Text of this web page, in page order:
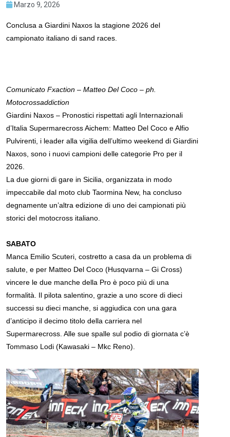
Marzo 9, 2026
Conclusa a Giardini Naxos la stagione 2026 del
campionato italiano di sand races.
Comunicato Fxaction – Matteo Del Coco – ph.
Motocrossaddiction
Giardini Naxos – Pronostici rispettati agli Internazionali
d’Italia Supermarecross Aichem: Matteo Del Coco e Alfio
Pulvirenti, i leader alla vigilia dell’ultimo weekend di Giardini
Naxos, sono i nuovi campioni delle categorie Pro per il
2026.
La due giorni di gare in Sicilia, organizzata in modo
impeccabile dal moto club Taormina New, ha concluso
degnamente un’altra edizione di uno dei campionati più
storici del motocross italiano.
SABATO
Manca Emilio Scuteri, costretto a casa da un problema di
salute, e per Matteo Del Coco (Husqvarna – Gi Cross)
vincere le due manche della Pro è poco più di una
formalità. Il pilota salentino, grazie a uno score di dieci
successi su dieci manche, si aggiudica con una gara
d’anticipo il decimo titolo della carriera nel
Supermarecross. Alle sue spalle sul podio di giornata c’è
Tommaso Lodi (Kawasaki – Mkc Reno).